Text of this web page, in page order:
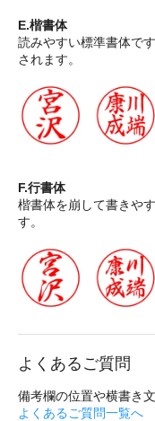
E.楷書体
読みやすい標準書体で
されます。
F.行書体
楷書体を崩して書きや
す。
よくあるご質問
備考欄の位置や横書き
よくあるご質問一覧へ